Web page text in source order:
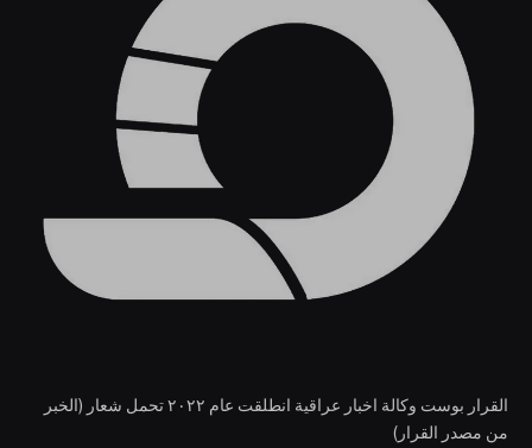
القرار بوست وكالة اخبار عراقية انطلقت عام ٢٠٢٢ تحمل شعار (الخبر
من مصدر القرار)